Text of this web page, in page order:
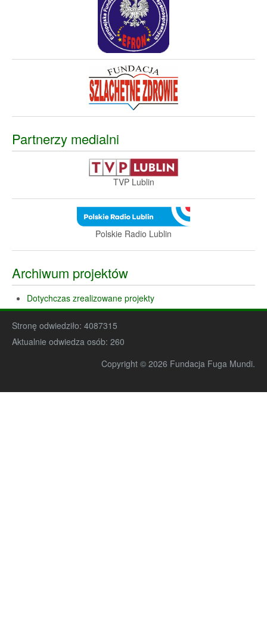
Partnerzy medialni
TVP Lublin
Polskie Radio Lublin
Archiwum projektów
Dotychczas zrealizowane projekty
Stronę odwiedziło: 4087315
Aktualnie odwiedza osób: 260
Copyright © 2026 Fundacja Fuga Mundi.